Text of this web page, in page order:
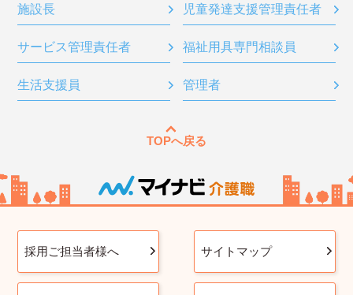
施設長 児童発達支援管理責任者
サービス管理責任者 福祉用具専門相談員
生活支援員 管理者
TOPへ戻る
採用ご担当者様へ サイトマップ